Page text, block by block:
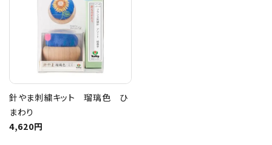
針やま刺繍キット 瑠璃色 ひ
まわり
4,620円